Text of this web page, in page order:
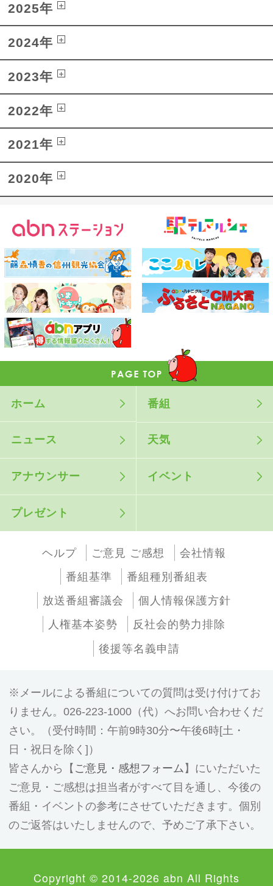
2025年
2024年
2023年
2022年
2021年
2020年
ホーム 番組
ニュース 天気
アナウンサー イベント
プレゼント
ヘルプ ご意見 ご感想
会社情報
番組基準
番組種別番組表
放送番組審議会
個人情報保護方針
人権基本姿勢
反社会的勢力排除
後援等名義申請
メールによる番組についての質問は受け付けてお
りません。026-223-1000（代）へお問い合わせくだ
さい。（受付時間：午前9時30分〜午後6時[土・
日・祝日を除く]）
皆さんから【 ご意見・感想フォーム 】にいただいた
ご意見・ご感想は担当者がすべて目を通し、今後の
番組・イベントの参考にさせていただきます。個別
のご返答はいたしませんので、予めご了承下さい。
Copyright © 2014-2026 abn All Rights